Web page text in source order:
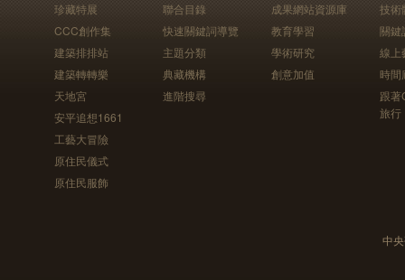
珍藏特展
CCC創作集
建築排排站
建築轉轉樂
天地宮
安平追想1661
工藝大冒險
原住民儀式
原住民服飾
聯合目錄
快速關鍵詞導覽
主題分類
典藏機構
進階搜尋
成果網站資源庫
教育學習
學術研究
創意加值
技術
關鍵
線上
時間
跟
旅行
中